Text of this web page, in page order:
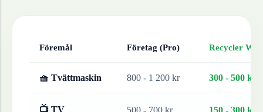
Föremål Företag (Pro) Recycler
🧺 Tvättmaskin 800 - 1 200 kr 300 - 500 kr
📺 TV